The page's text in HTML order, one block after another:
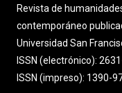
Revista de
contemporáneo
Universidad San
ISSN (electrónico):
ISSN (impreso): 1390-